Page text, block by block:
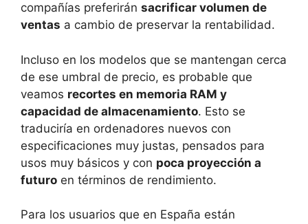
compañías preferirán sacrificar volumen de
ventas a cambio de preservar la rentabilidad.
Incluso en los modelos que se mantengan cerca
de ese umbral de precio, es probable que
veamos recortes en memoria RAM y
capacidad de almacenamiento. Esto se
traduciría en ordenadores nuevos con
especificaciones muy justas, pensados para
usos muy básicos y con poca proyección a
futuro en términos de rendimiento.
Para los usuarios que en España están